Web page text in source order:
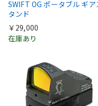
SWIFT OG ポータブル ギア
タンド
￥29,000
在庫あり